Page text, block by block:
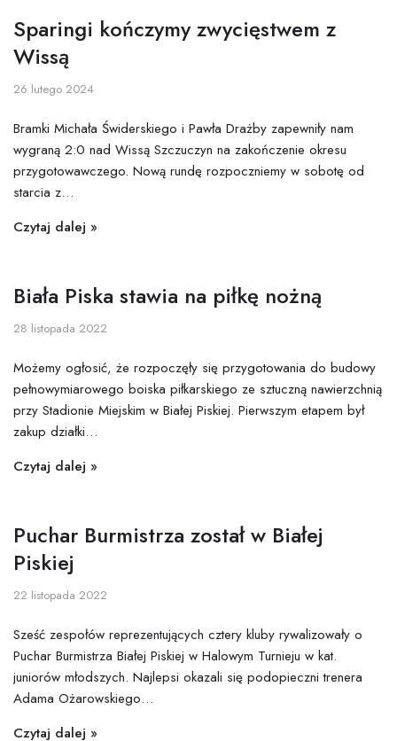
Sparingi kończymy zwycięstwem z
Wissą
26 lutego 2024
Bramki Michała Świderskiego i Pawła Drażby zapewniły nam
wygraną 2:0 nad Wissą Szczuczyn na zakończenie okresu
przygotowawczego. Nową rundę rozpoczniemy w sobotę od
starcia z…
Czytaj dalej »
Biała Piska stawia na piłkę nożną
28 listopada 2022
Możemy ogłosić, że rozpoczęły się przygotowania do budowy
pełnowymiarowego boiska piłkarskiego ze sztuczną nawierzchnią
przy Stadionie Miejskim w Białej Piskiej. Pierwszym etapem był
zakup działki…
Czytaj dalej »
Puchar Burmistrza został w Białej
Piskiej
22 listopada 2022
Sześć zespołów reprezentujących cztery kluby rywalizowały o
Puchar Burmistrza Białej Piskiej w Halowym Turnieju w kat.
juniorów młodszych. Najlepsi okazali się podopieczni trenera
Adama Ożarowskiego…
Czytaj dalej »